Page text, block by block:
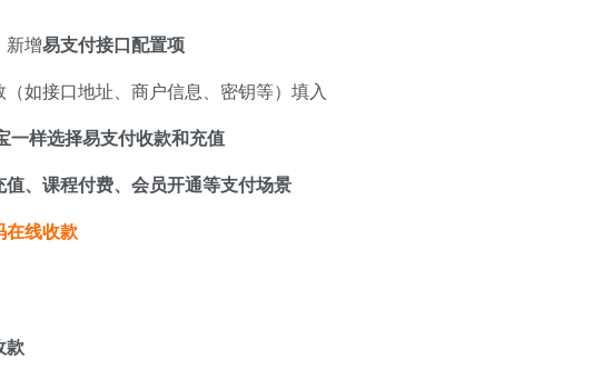
新增易支付接口配置项
如接口地址、商户信息、密钥等）填入
一样选择易支付收款和充值
、课程付费、会员开通等支付场景
在线收款
款